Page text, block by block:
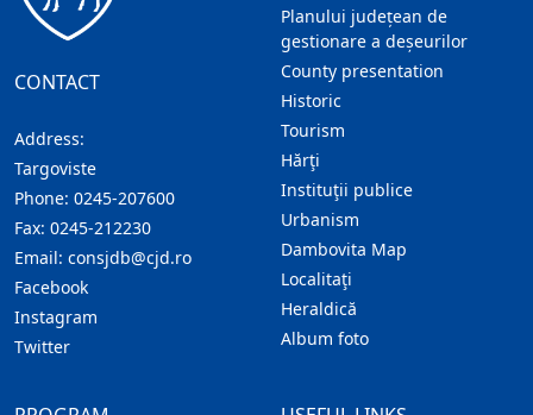
CONTACT
Address:
Targoviste
Phone: 0245-207600
Fax: 0245-212230
Email: consjdb@cjd.ro
Facebook
Instagram
Twitter
Planului județean de
gestionare a deșeurilor
County presentation
Historic
Tourism
Hărţi
Instituţii publice
Urbanism
Dambovita Map
Localitaţi
Heraldică
Album foto